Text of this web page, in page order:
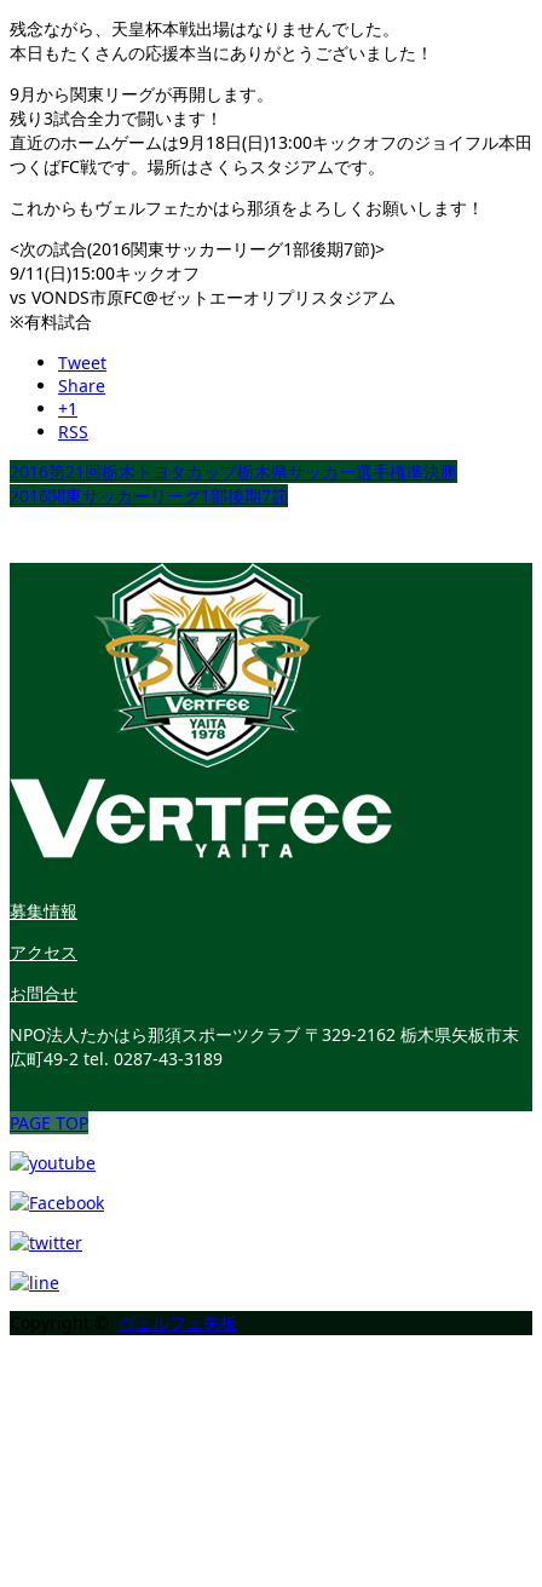
残念ながら、天皇杯本戦出場はなりませんでした。
本日もたくさんの応援本当にありがとうございました！
9月から関東リーグが再開します。
残り3試合全力で闘います！
直近のホームゲームは9月18日(日)13:00キックオフのジョイフル本田
つくばFC戦です。場所はさくらスタジアムです。
これからもヴェルフェたかはら那須をよろしくお願いします！
<次の試合(2016関東サッカーリーグ1部後期7節)>
9/11(日)15:00キックオフ
vs VONDS市原FC@ゼットエーオリプリスタジアム
※有料試合
Tweet
Share
+1
RSS
2016第21回栃木トヨタカップ栃木県サッカー選手権準決勝
2016関東サッカーリーグ1部後期7節
募集情報
アクセス
お問合せ
NPO法人たかはら那須スポーツクラブ 〒329-2162 栃木県矢板市末
広町49-2 tel. 0287-43-3189
PAGE TOP
ヴェルフェ矢板